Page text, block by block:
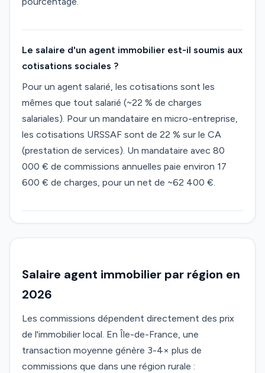
Le salaire d'un agent immobilier est-il soumis aux
cotisations sociales ?
Pour un agent salarié, les cotisations sont les
mêmes que tout salarié (~22 % de charges
salariales). Pour un mandataire en micro-entreprise,
les cotisations URSSAF sont de 22 % sur le CA
(prestation de services). Un mandataire avec 80
000 € de commissions annuelles paie environ 17
600 € de charges, pour un net de ~62 400 €.
Salaire agent immobilier par région en
2026
Les commissions dépendent directement des prix
de l'immobilier local. En Île-de-France, une
transaction moyenne génère 3-4× plus de
commissions que dans une région rurale :